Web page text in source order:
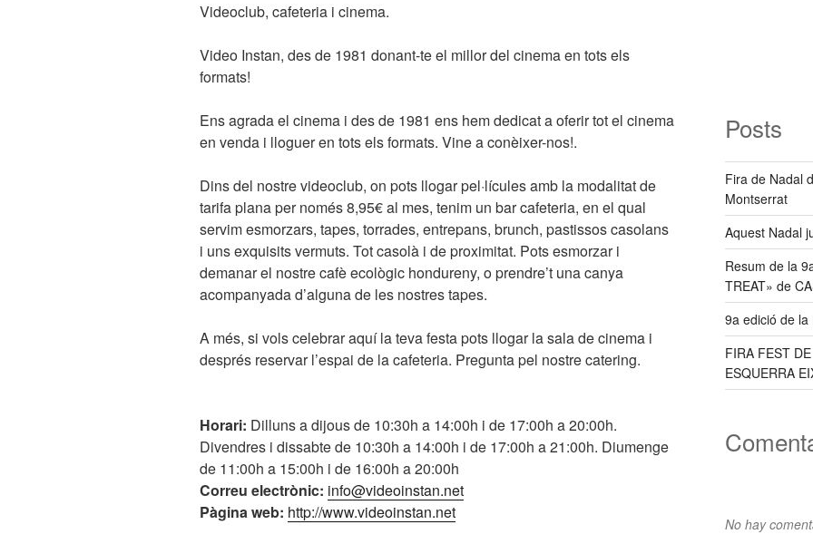
Videoclub, cafeteria i cinema.
Video Instan, des de 1981 donant-te el millor del cinema en tots els
formats!
Ens agrada el cinema i des de 1981 ens hem dedicat a oferir tot el cinema
en venda i lloguer en tots els formats. Vine a conèixer-nos!.
Dins del nostre videoclub, on pots llogar pel·lícules amb la modalitat de
tarifa plana per només 8,95€ al mes, tenim un bar cafeteria, en el qual
servim esmorzars, tapes, torrades, entrepans, brunch, pastissos casolans
i uns exquisits vermuts. Tot casolà i de proximitat. Pots esmorzar i
demanar el nostre cafè ecològic hondureny, o prendre’t una canya
acompanyada d’alguna de les nostres tapes.
A més, si vols celebrar aquí la teva festa pots llogar la sala de cinema i
després reservar l’espai de la cafeteria. Pregunta pel nostre catering.
Horari: Dilluns a dijous de 10:30h a 14:00h i de 17:00h a 20:00h.
Divendres i dissabte de 10:30h a 14:00h i de 17:00h a 21:00h. Diumenge
de 11:00h a 15:00h i de 16:00h a 20:00h
Correu electrònic: info@videoinstan.net
Pàgina web: http://www.videoinstan.net
Posts
Fira de Nadal
Montserrat
Aquest Nadal
Resum de la
TREAT» de
9a edició de la
FIRA FEST
ESQUERRA
No hay